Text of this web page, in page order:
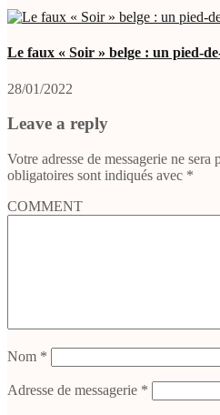
Le faux « Soir » belge : un pied-
28/01/2022
Leave a reply
Votre adresse de messagerie ne sera
obligatoires sont indiqués avec *
COMMENT
Nom *
Adresse de messagerie *